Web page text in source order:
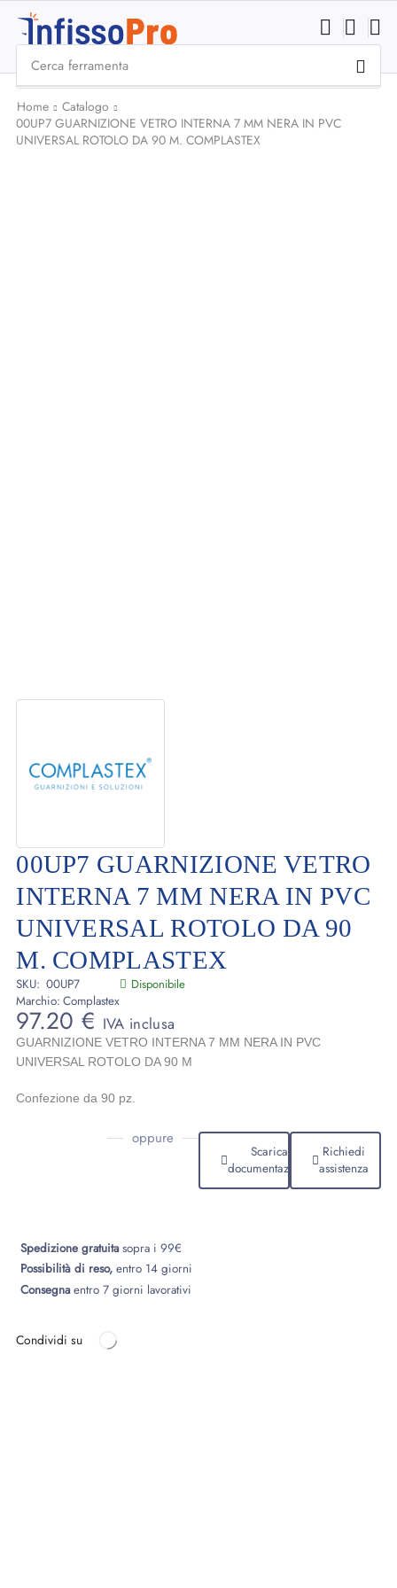
Cerca ferramenta
Home
Catalogo
00UP7 GUARNIZIONE VETRO INTERNA 7 MM NERA IN PVC
UNIVERSAL ROTOLO DA 90 M. COMPLASTEX
00UP7 GUARNIZIONE VETRO
INTERNA 7 MM NERA IN PVC
UNIVERSAL ROTOLO DA 90
M. COMPLASTEX
SKU: 00UP7
Marchio: Complastex
Disponibile
97.20€ IVA inclusa
GUARNIZIONE VETRO INTERNA 7 MM NERA IN PVC
UNIVERSAL ROTOLO DA 90 M
Confezione da 90 pz.
oppure
Scarica
documentazione
Richiedi
assistenza
Spedizione gratuitasopra i 99€
Possibilità di reso, entro 14 giorni
Consegnaentro 7 giorni lavorativi
Condividi su